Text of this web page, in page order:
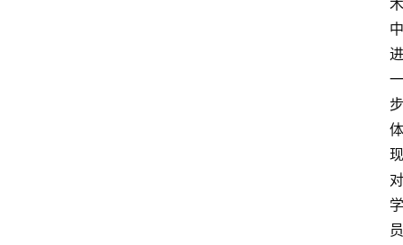
术
中
进
一
步
体
现
对
学
员